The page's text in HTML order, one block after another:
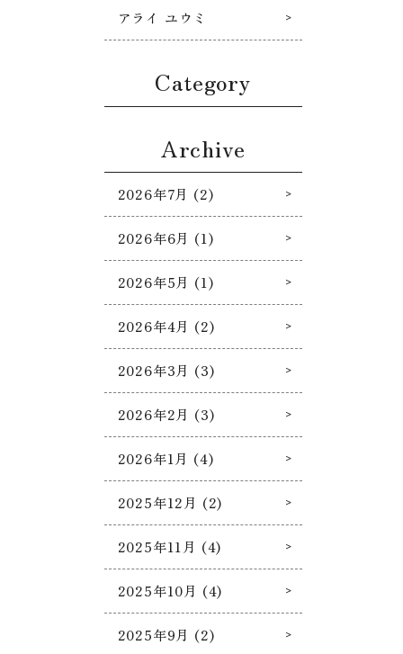
アライ ユウミ
Category
Archive
2026年7月 (2)
2026年6月 (1)
2026年5月 (1)
2026年4月 (2)
2026年3月 (3)
2026年2月 (3)
2026年1月 (4)
2025年12月 (2)
2025年11月 (4)
2025年10月 (4)
2025年9月 (2)